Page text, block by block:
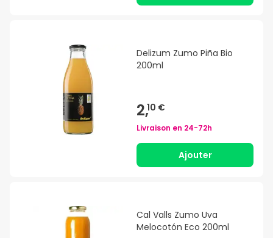
Delizum Zumo Piña Bio
200ml
2,10 €
Livraison en 24-72h
Ajouter
Cal Valls Zumo Uva
Melocotón Eco 200ml